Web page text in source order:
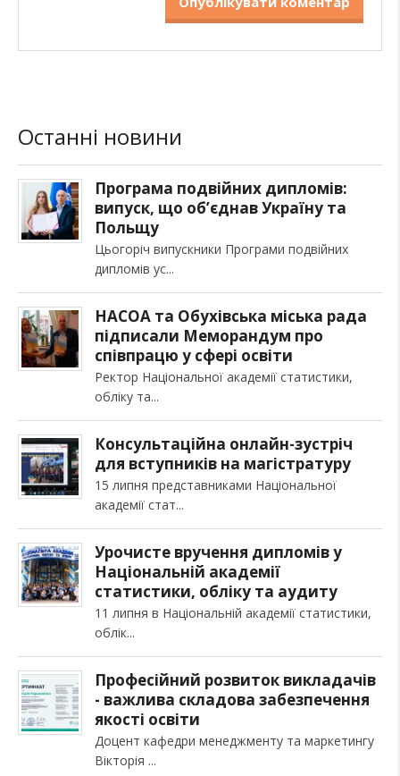
Останні новини
Програма подвійних дипломів:
випуск, що об’єднав Україну та
Польщу
Цьогоріч випускники Програми подвійних
дипломів ус
НАСОА та Обухівська міська рада
підписали Меморандум про
співпрацю у сфері освіти
Ректор Національної академії статистики,
обліку та
Консультаційна онлайн-зустріч
для вступників на магістратуру
15 липня представниками Національної
академії стат
Урочисте вручення дипломів у
Національній академії
статистики, обліку та аудиту
11 липня в Національній академії статистики,
облік
Професійний розвиток викладачів
- важлива складова забезпечення
якості освіти
Доцент кафедри менеджменту та маркетингу
Вікторія